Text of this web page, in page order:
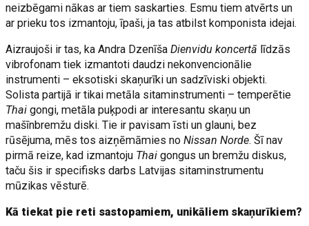
neizbēgami nākas ar tiem saskarties. Esmu tiem atvērts un
ar prieku tos izmantoju, īpaši, ja tas atbilst komponista idejai.
Aizraujoši ir tas, ka Andra DzenīšaDienvidu koncertā līdzās
vibrofonam tiek izmantoti daudzi nekonvencionālie
instrumenti – eksotiski skaņurīki un sadzīviski objekti.
Solista partijā ir tikai metāla sitaminstrumenti – temperētie
Thai gongi, metāla puķpodi ar interesantu skaņu un
mašīnbremžu diski. Tie ir pavisam īsti un glauni, bez
rūsējuma, mēs tos aizņēmāmies noNissan Norde. Šī nav
pirmā reize, kad izmantoju Thai gongus un bremžu diskus,
taču šis ir specifisks darbs Latvijas sitaminstrumentu
mūzikas vēsturē.
Kā tiekat pie reti sastopamiem, unikāliem skaņurīkiem?